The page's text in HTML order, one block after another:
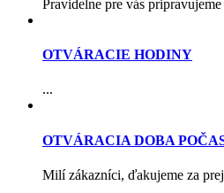
Pravidelne pre vás
OTVÁRACIE HODINY
...
OTVÁRACIA DOBA
Milí zákazníci, ďakujeme za